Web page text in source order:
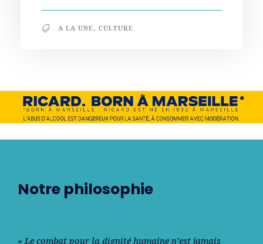
A LA UNE, CULTURE
Notre philosophie
« Le combat pour la dignité humaine n’est jamais